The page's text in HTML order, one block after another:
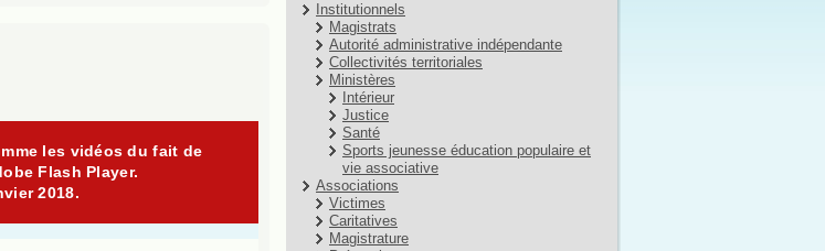
Institutionnels
Magistrats
Autorité administrative indépendante
Collectivités territoriales
Ministères
Intérieur
Justice
Santé
Sports jeunesse éducation populaire et
vie associative
Associations
Victimes
Caritatives
Magistrature